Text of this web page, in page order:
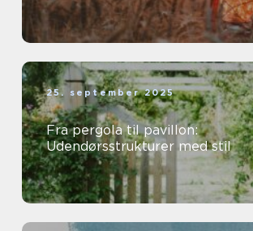
25. september 2025
Fra pergola til pavillon:
Udendørsstrukturer med stil